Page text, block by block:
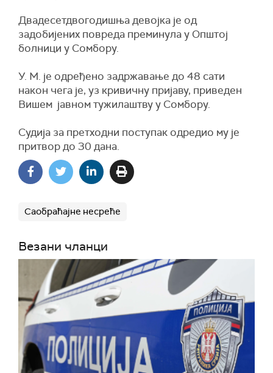
Двадесетдвогодишња девојка је од
задобијених повреда преминула у Општој
болници у Сомбору.
У. М. је одређено задржавање до 48 сати
након чега је, уз кривичну пријаву, приведен
Вишем јавном тужилаштву у Сомбору.
Судија за претходни поступак одредио му је
притвор до 30 дана.
Саобраћајне несреће
Везани чланци